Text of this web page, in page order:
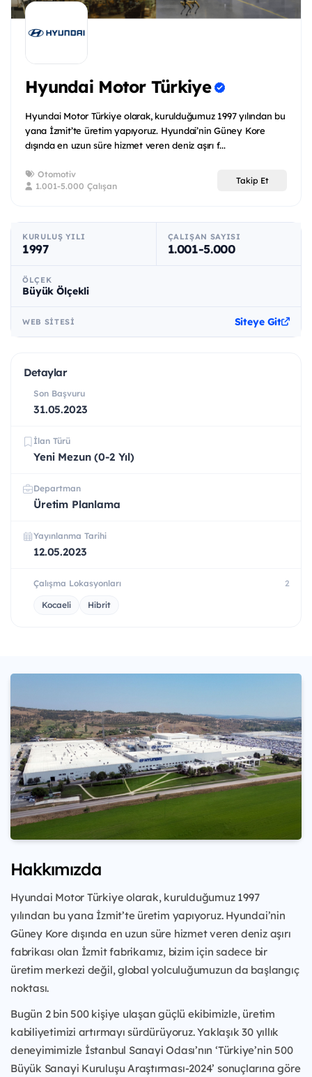
Hyundai Motor Türkiye
Hyundai Motor Türkiye olarak, kurulduğumuz 1997 yılından bu
yana İzmit’te üretim yapıyoruz. Hyundai’nin Güney Kore
dışında en uzun süre hizmet veren deniz aşırı f...
Otomotiv
1.001-5.000 Çalışan
Takip Et
KURULUŞ YILI
1997
ÇALIŞAN SAYISI
1.001-5.000
ÖLÇEK
Büyük Ölçekli
WEB SITESI Siteye Git
Detaylar
Son Başvuru
31.05.2023
İlan Türü
Yeni Mezun (0-2 Yıl)
Departman
Üretim Planlama
Yayınlanma Tarihi
12.05.2023
Çalışma Lokasyonları 2
Kocaeli Hibrit
Hakkımızda
Hyundai Motor Türkiye olarak, kurulduğumuz 1997
yılından bu yana İzmit’te üretim yapıyoruz. Hyundai’nin
Güney Kore dışında en uzun süre hizmet veren deniz aşırı
fabrikası olan İzmit fabrikamız, bizim için sadece bir
üretim merkezi değil, global yolculuğumuzun da başlangıç
noktası.
Bugün 2 bin 500 kişiye ulaşan güçlü ekibimizle, üretim
kabiliyetimizi artırmayı sürdürüyoruz. Yaklaşık 30 yıllık
deneyimimizle İstanbul Sanayi Odası’nın ‘Türkiye’nin 500
Büyük Sanayi Kuruluşu Araştırması-2024’ sonuçlarına göre